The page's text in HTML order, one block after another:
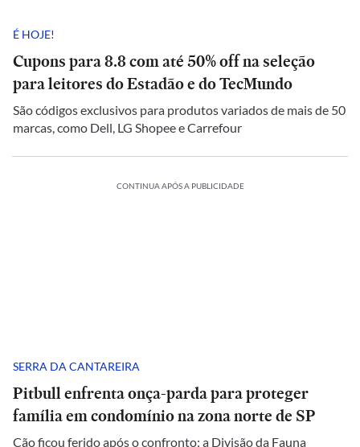
É HOJE!
Cupons para 8.8 com até 50% off na seleção
para leitores do Estadão e do TecMundo
São códigos exclusivos para produtos variados de mais de 50
marcas, como Dell, LG Shopee e Carrefour
CONTINUA APÓS A PUBLICIDADE
SERRA DA CANTAREIRA
Pitbull enfrenta onça-parda para proteger
família em condomínio na zona norte de SP
Cão ficou ferido após o confronto; a Divisão da Fauna